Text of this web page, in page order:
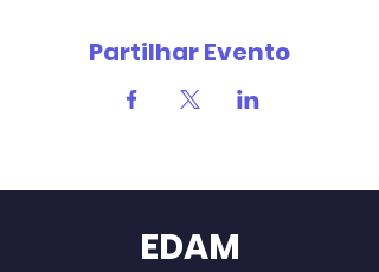
Partilhar Evento
EDAM